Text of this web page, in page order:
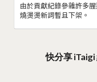
由於貢獻紀錄參雜許多
燒燙燙新詞暫且下架。
快分享 iTaigi